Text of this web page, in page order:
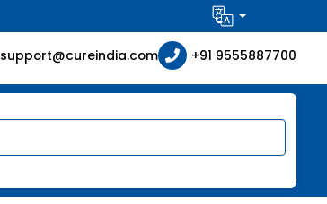
support@cureindia.com +91 9555887700